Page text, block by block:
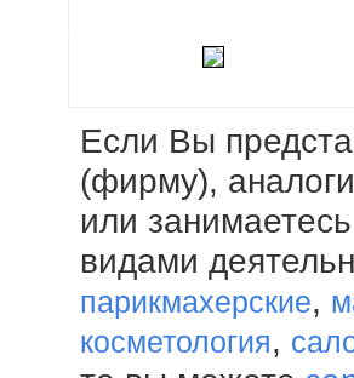
Если Вы
(фирму),
или
видами
парикмахерские,
косметология,